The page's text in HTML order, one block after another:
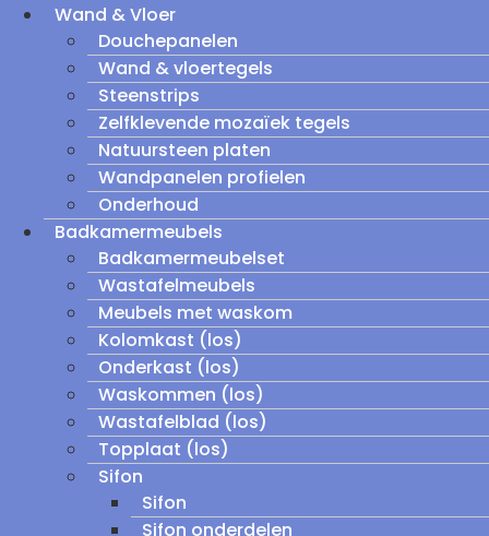
Wand & Vloer
Douchepanelen
Wand & vloertegels
Steenstrips
Zelfklevende mozaïek tegels
Natuursteen platen
Wandpanelen profielen
Onderhoud
Badkamermeubels
Badkamermeubelset
Wastafelmeubels
Meubels met waskom
Kolomkast (los)
Onderkast (los)
Waskommen (los)
Wastafelblad (los)
Topplaat (los)
Sifon
Sifon
Sifon onderdelen